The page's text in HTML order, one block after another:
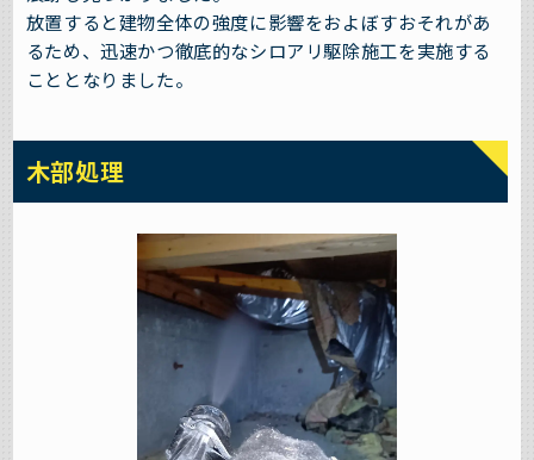
放置すると建物全体の強度に影響をおよぼすおそれがあ
るため、迅速かつ徹底的なシロアリ駆除施工を実施する
こととなりました。
木部処理